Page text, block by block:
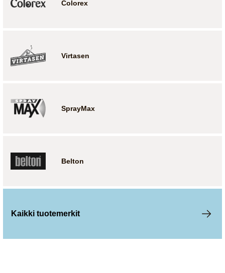
Colorex
Virtasen
SprayMax
Belton
Kaikki tuotemerkit